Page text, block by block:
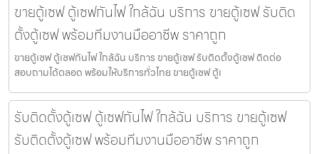
ขายตู้เซฟ ตู้เซฟกันไฟ ใกล้ฉัน บริการ ขายตู้เซฟ รับติด
ตั้งตู้เซฟ พร้อมทีมงานมืออาชีพ ราคาถูก
ขายตู้เซฟ ตู้เซฟกันไฟ ใกล้ฉัน บริการ ขายตู้เซฟ รับติดตั้งตู้เซฟ ติดต่อ
สอบถามได้ตลอด พร้อมให้บริการทั่วไทย ขายตู้เซฟ ตู้เ
รับติดตั้งตู้เซฟ ตู้เซฟกันไฟ ใกล้ฉัน บริการ ขายตู้เซฟ
รับติดตั้งตู้เซฟ พร้อมทีมงานมืออาชีพ ราคาถูก